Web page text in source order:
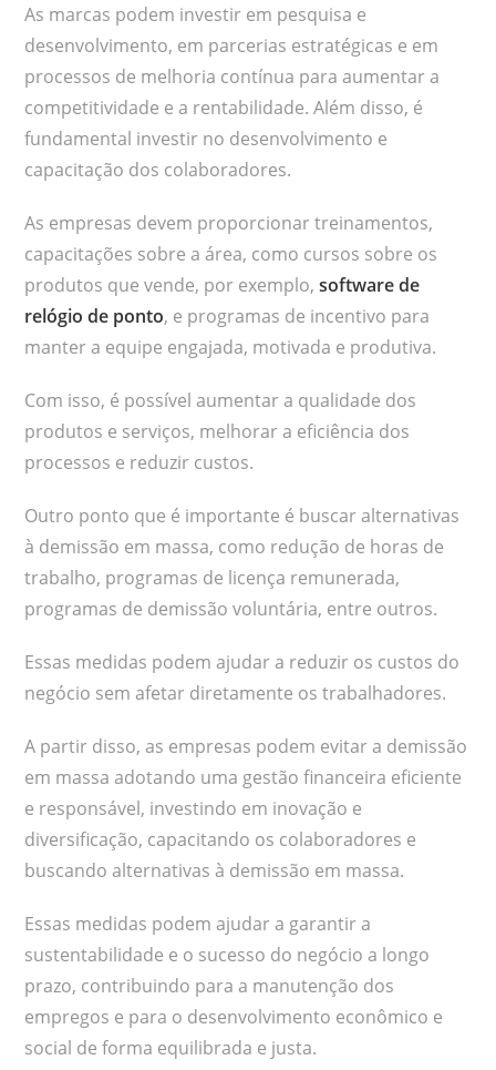
As marcas podem investir em pesquisa e
desenvolvimento, em parcerias estratégicas e em
processos de melhoria contínua para aumentar a
competitividade e a rentabilidade. Além disso, é
fundamental investir no desenvolvimento e
capacitação dos colaboradores.
As empresas devem proporcionar treinamentos,
capacitações sobre a área, como cursos sobre os
produtos que vende, por exemplo,software de
relógio de ponto, e programas de incentivo para
manter a equipe engajada, motivada e produtiva.
Com isso, é possível aumentar a qualidade dos
produtos e serviços, melhorar a eficiência dos
processos e reduzir custos.
Outro ponto que é importante é buscar alternativas
à demissão em massa, como redução de horas de
trabalho, programas de licença remunerada,
programas de demissão voluntária, entre outros.
Essas medidas podem ajudar a reduzir os custos do
negócio sem afetar diretamente os trabalhadores.
A partir disso, as empresas podem evitar a demissão
em massa adotando uma gestão financeira eficiente
e responsável, investindo em inovação e
diversificação, capacitando os colaboradores e
buscando alternativas à demissão em massa.
Essas medidas podem ajudar a garantir a
sustentabilidade e o sucesso do negócio a longo
prazo, contribuindo para a manutenção dos
empregos e para o desenvolvimento econômico e
social de forma equilibrada e justa.